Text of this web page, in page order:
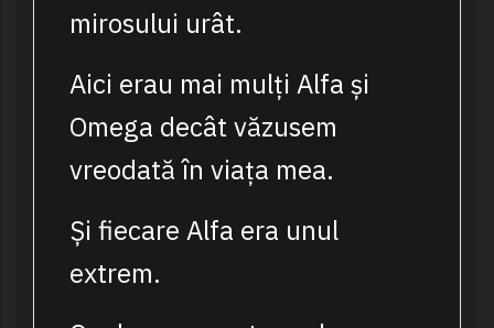
mirosului urât.
Aici erau mai mulți Alfa și
Omega decât văzusem
vreodată în viața mea.
Și fiecare Alfa era unul
extrem.